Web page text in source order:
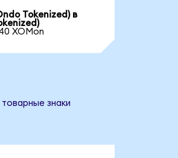
Tokenized) в
XOMon
знаки